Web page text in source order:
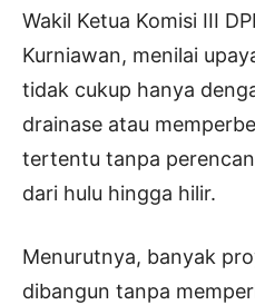
Wakil Ketua Komisi III
Kurniawan, menilai
tidak cukup hanya
drainase atau
tertentu tanpa
dari hulu hingga hilir.
Menurutnya, banyak
dibangun tanpa